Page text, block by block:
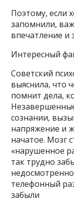
Поэтому, если
запомнили,
впечатление и
Интересный
Советский
выяснила, что
помнит дела,
сознании,
напряжение и
начатое. Мозг
«нарушенное
так трудно
телефонный
забыли